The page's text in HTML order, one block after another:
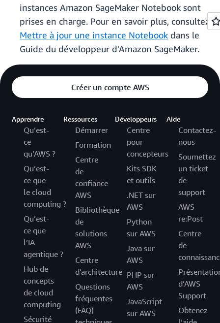
instances Amazon SageMaker Notebook sont
prises en charge. Pour en savoir plus, consultez
Mettre à jour une instance Notebook dans le
Guide du développeur d'Amazon SageMaker.
Créer un compte AWS
Apprendre
Qu’est-
ce
qu’AWS ?
Qu’est-
ce que
le cloud
computing ?
Qu’est-
ce que
l’IA
agentique ?
Hub de
concepts
de cloud
computing
Sécurité
Ressources
Démarrer
Formation
Centre
de
confiance
AWS
Bibliothèque
de
solutions
AWS
Centre
d'architecture
Questions
fréquentes
(FAQ)
Développeurs
Centre
pour
concepteurs
Kits SDK
et outils
.NET sur
AWS
Python
sur AWS
Java sur
AWS
PHP sur
AWS
JavaScript
sur AWS
Aide
Contactez-
nous
Soumettez
un ticket
de
support
AWS
re:Post
Centre
de
d’AWS
Support
Obtenez